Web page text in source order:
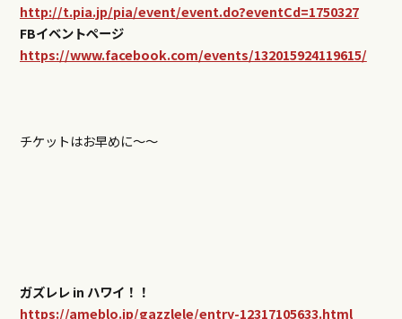
http://t.pia.jp/pia/event/event.do?eventCd=1750327
​FBイベントページ
https://www.facebook.com/events/132015924119615/
チケットはお早めに～～
ガズレレ in ハワイ！！
https://ameblo.jp/gazzlele/entry-12317105633.html